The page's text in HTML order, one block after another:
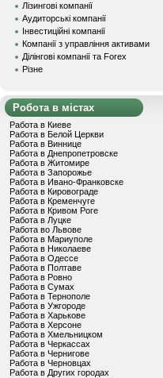
Лізингові компанії
Аудиторські компанії
Інвестиційні компанії
Компанії з управління активами
Ділінгові компанії та Forex
Різне
Робота в містах
Работа в Киеве
Работа в Белой Церкви
Работа в Виннице
Работа в Днепропетровске
Работа в Житомире
Работа в Запорожье
Работа в Ивано-Франковске
Работа в Кировограде
Работа в Кременчуге
Работа в Кривом Роге
Работа в Луцке
Работа во Львове
Работа в Мариуполе
Работа в Николаеве
Работа в Одессе
Работа в Полтаве
Работа в Ровно
Работа в Сумах
Работа в Тернополе
Работа в Ужгороде
Работа в Харькове
Работа в Херсоне
Работа в Хмельницком
Работа в Черкассах
Работа в Чернигове
Работа в Черновцах
Работа в Других городах